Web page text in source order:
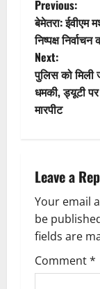
P
o
s
t
v
i
g
a
Previous:
बेमेतरा: ईवीएम
निष्पक्ष
Next:
पुलिस को मिली
धमकी, ड्यूटी
मारपीट
Leave a
Your email
be
fields are
Comment*